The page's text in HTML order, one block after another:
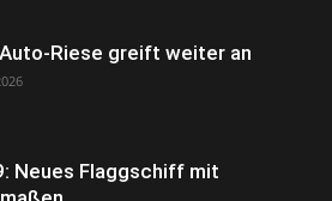
Riese greift weiter an
Neues Flaggschiff mit